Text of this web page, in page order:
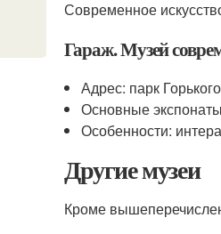
Современное
Гараж. Музей
Адрес: парк
Основные
Особенности:
Другие музеи
Кроме